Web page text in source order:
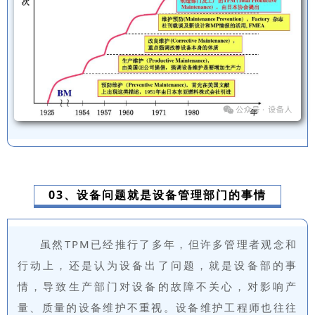
03、设备问题就是设备管理部门的事情
虽然TPM已经推行了多年，但许多管理者观念和
行动上，还是认为设备出了问题，就是设备部的事
情，导致生产部门对设备的故障不关心，对影响产
量、质量的设备维护不重视。设备维护工程师也往往